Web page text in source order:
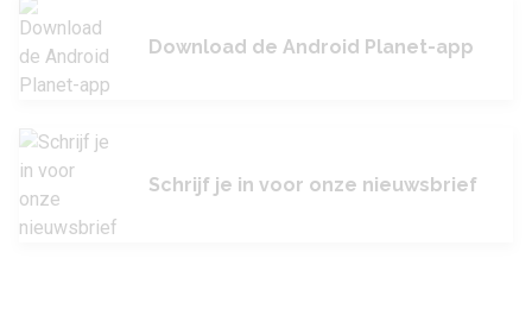
Download de Android Planet-app
Schrijf je in voor onze nieuwsbrief